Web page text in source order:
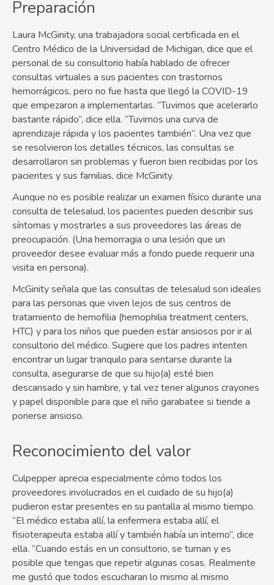
Preparación
Laura McGinity, una trabajadora social certificada en el
Centro Médico de la Universidad de Michigan, dice que el
personal de su consultorio había hablado de ofrecer
consultas virtuales a sus pacientes con trastornos
hemorrágicos, pero no fue hasta que llegó la COVID-19
que empezaron a implementarlas. “Tuvimos que acelerarlo
bastante rápido”, dice ella. “Tuvimos una curva de
aprendizaje rápida y los pacientes también”. Una vez que
se resolvieron los detalles técnicos, las consultas se
desarrollaron sin problemas y fueron bien recibidas por los
pacientes y sus familias, dice McGinity.
Aunque no es posible realizar un examen físico durante una
consulta de telesalud, los pacientes pueden describir sus
síntomas y mostrarles a sus proveedores las áreas de
preocupación. (Una hemorragia o una lesión que un
proveedor desee evaluar más a fondo puede requerir una
visita en persona).
McGinity señala que las consultas de telesalud son ideales
para las personas que viven lejos de sus centros de
tratamiento de hemofilia (hemophilia treatment centers,
HTC) y para los niños que pueden estar ansiosos por ir al
consultorio del médico. Sugiere que los padres intenten
encontrar un lugar tranquilo para sentarse durante la
consulta, asegurarse de que su hijo(a) esté bien
descansado y sin hambre, y tal vez tener algunos crayones
y papel disponible para que el niño garabatee si tiende a
ponerse ansioso.
Reconocimiento del valor
Culpepper aprecia especialmente cómo todos los
proveedores involucrados en el cuidado de su hijo(a)
pudieron estar presentes en su pantalla al mismo tiempo.
“El médico estaba allí, la enfermera estaba allí, el
fisioterapeuta estaba allí y también había un interno”, dice
ella. “Cuando estás en un consultorio, se turnan y es
posible que tengas que repetir algunas cosas. Realmente
me gustó que todos escucharan lo mismo al mismo